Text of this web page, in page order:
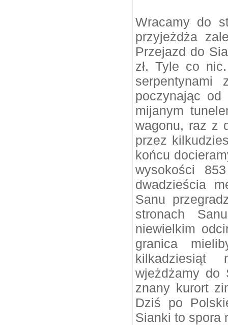
Wracamy do
przyjeżdża
Przejazd do
zł. Tyle co
serpentynami
poczynając od
mijanym
wagonu, raz z
przez
końcu
wysokości
dwadzieścia
Sanu
stronach
niewielkim
granica
kilkadziesiąt
wjeżdżamy do
znany kurort
Dziś po
Sianki to spora